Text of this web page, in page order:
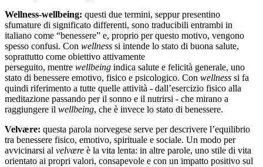
Wellness-wellbeing: questi due termini, seppur presentino
sfumature di significato differenti, sono traducibili entrambi in
italiano come “benessere” e, proprio per questo motivo, vengono
spesso confusi. Con wellness si intende lo stato di buona salute,
soprattutto come obiettivo attivamente
perseguito, mentre wellbeing indica salute e felicità generale, uno
stato di benessere emotivo, fisico e psicologico. Con wellness si fa
quindi riferimento a tutte quelle attività - dall’esercizio fisico alla
meditazione passando per il sonno e il nutrirsi - che mirano a
raggiungere il wellbeing, che è invece lo stato di benessere.
Velvære: questa parola norvegese serve per descrivere l’equilibrio
tra benessere fisico, emotivo, spirituale e sociale. Un modo per
avvicinarsi al velvære è la vita lenta: in altre parole, uno stile di vita
orientato ai propri valori, consapevole e con un impatto positivo sul